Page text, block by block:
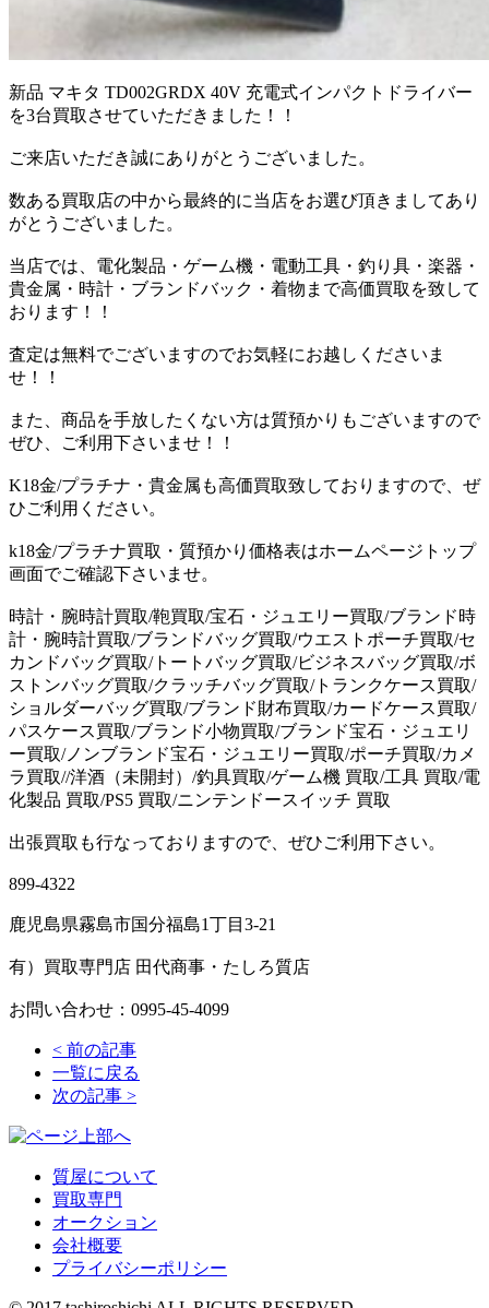
新品 マキタ TD002GRDX 40V 充電式インパクトドライバー
を3台買取させていただきました！！
ご来店いただき誠にありがとうございました。
数ある買取店の中から最終的に当店をお選び頂きましてあり
がとうございました。
当店では、電化製品・ゲーム機・電動工具・釣り具・楽器・
貴金属・時計・ブランドバック・着物まで高価買取を致して
おります！！
査定は無料でございますのでお気軽にお越しくださいま
せ！！
また、商品を手放したくない方は質預かりもございますので
ぜひ、ご利用下さいませ！！
K18金/プラチナ・貴金属も高価買取致しておりますので、ぜ
ひご利用ください。
k18金/プラチナ買取・質預かり価格表はホームページトップ
画面でご確認下さいませ。
時計・腕時計買取/鞄買取/宝石・ジュエリー買取/ブランド時
計・腕時計買取/ブランドバッグ買取/ウエストポーチ買取/セ
カンドバッグ買取/トートバッグ買取/ビジネスバッグ買取/ボ
ストンバッグ買取/クラッチバッグ買取/トランクケース買取/
ショルダーバッグ買取/ブランド財布買取/カードケース買取/
パスケース買取/ブランド小物買取/ブランド宝石・ジュエリ
ー買取/ノンブランド宝石・ジュエリー買取/ポーチ買取/カメ
ラ買取//洋酒（未開封）/釣具買取/ゲーム機 買取/工具 買取/電
化製品 買取/PS5 買取/ニンテンドースイッチ 買取
出張買取も行なっておりますので、ぜひご利用下さい。
899-4322
鹿児島県霧島市国分福島1丁目3-21
有）買取専門店 田代商事・たしろ質店
お問い合わせ：0995-45-4099
< 前の記事
一覧に戻る
次の記事 >
質屋について
買取専門
オークション
会社概要
プライバシーポリシー